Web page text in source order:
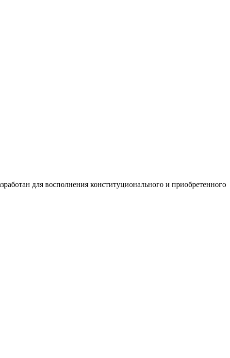
для восполнения конституционального и приобретенного